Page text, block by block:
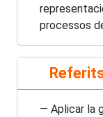
processos
— Aplicar la